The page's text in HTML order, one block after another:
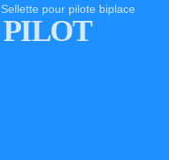
Sellette pour pilote biplace